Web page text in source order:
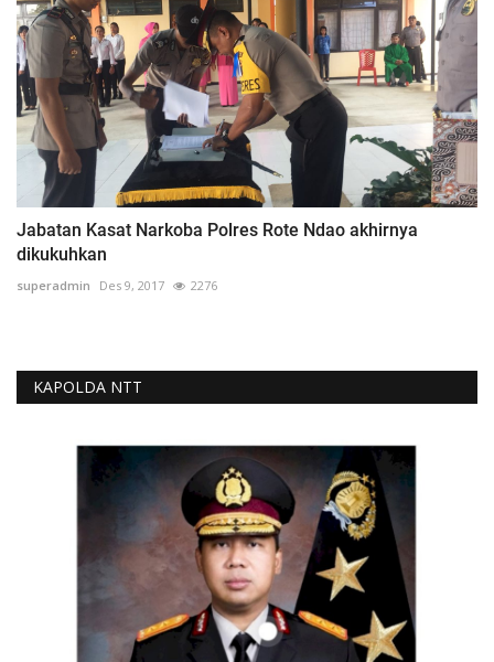
Jabatan Kasat Narkoba Polres Rote Ndao akhirnya
dikukuhkan
superadmin Des 9, 2017 2276
KAPOLDA NTT